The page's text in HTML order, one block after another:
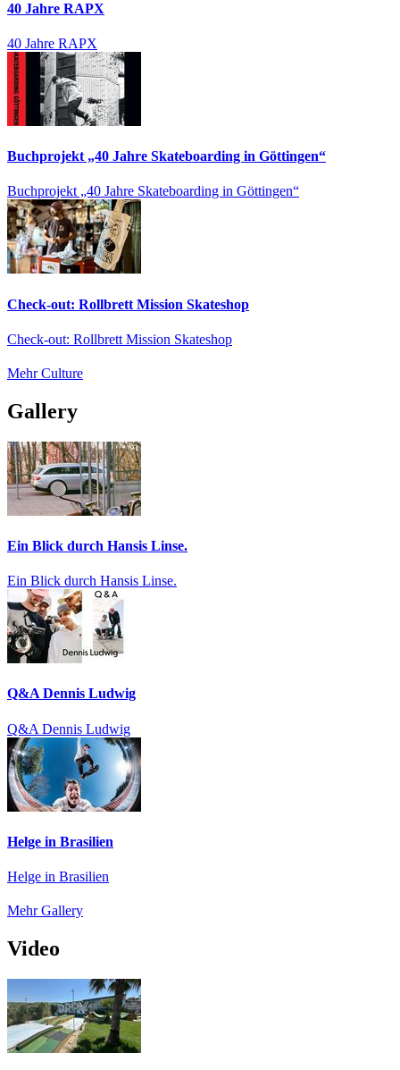
40 Jahre RAPX
40 Jahre RAPX
Buchprojekt „40 Jahre Skateboarding in Göttingen“
Buchprojekt „40 Jahre Skateboarding in Göttingen“
Check-out: Rollbrett Mission Skateshop
Check-out: Rollbrett Mission Skateshop
Mehr Culture
Gallery
Ein Blick durch Hansis Linse.
Ein Blick durch Hansis Linse.
Q&A Dennis Ludwig
Q&A Dennis Ludwig
Helge in Brasilien
Helge in Brasilien
Mehr Gallery
Video